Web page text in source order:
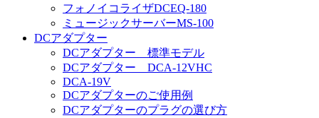
フォノイコライザDCEQ-180
ミュージックサーバーMS-100
DCアダプター
DCアダプター 標準モデル
DCアダプター DCA-12VHC
DCA-19V
DCアダプターのご使用例
DCアダプターのプラグの選び方